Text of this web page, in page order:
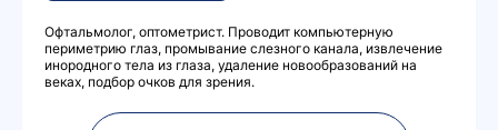
Офтальмолог, оптометрист. Проводит компьютерную
периметрию глаз, промывание слезного канала, извлечение
инородного тела из глаза, удаление новообразований на
веках, подбор очков для зрения.